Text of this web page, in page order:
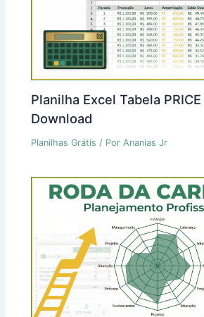
Planilha Excel Tabela
Download
Planilhas Grátis / PorAnanias Jr